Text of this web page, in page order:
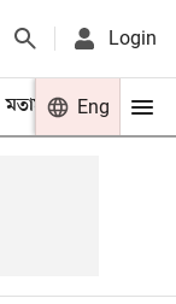
Login
মতামত খেলা
Eng